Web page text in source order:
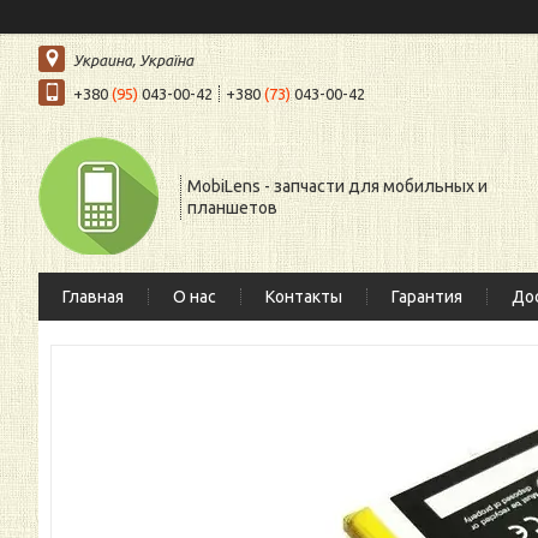
Украина, Україна
+380 (95)043-00-42 +380(73)043-00-42
MobiLens - запчасти для мобильных и
планшетов
Главная О нас Контакты Гарантия